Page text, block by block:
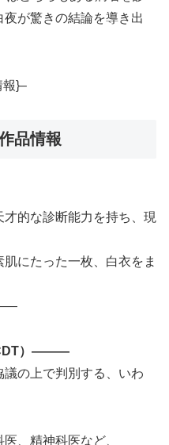
が驚きの結論を導き出
報}–
品情報
的な診断能力を持ち、現
にたった一枚、白衣をま
CDT）———
の上で判別する、いわ
、精神科医など、